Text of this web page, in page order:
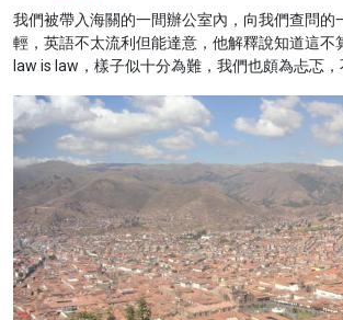
我們被帶入海關的一間辦公室內，向我們查問的
輕，英語不太流利但能達意，他解釋說知道這不
law is law，樣子似十分為難，我們也頗為忐忑，